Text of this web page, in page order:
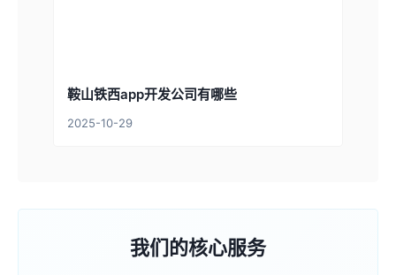
鞍山铁西app开发公司有哪些
2025-10-29
我们的核心服务